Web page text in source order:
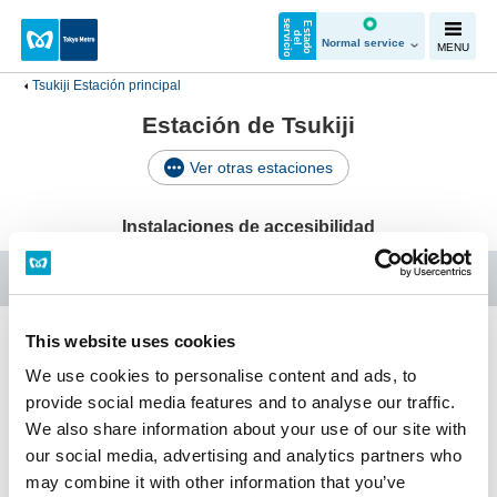
This website uses cookies
We use cookies to personalise content and ads, to
provide social media features and to analyse our traffic.
We also share information about your use of our site with
our social media, advertising and analytics partners who
may combine it with other information that you’ve
E
s
t
a
d
o
de
l
s e
rv
i
c
i
o Normal service MENU
Tsukiji Estación principal
Estación de Tsukiji
Ver otras estaciones
Instalaciones de accesibilidad
Tsukiji Estación principal
Horario
Instalaciones de
accesibilidad